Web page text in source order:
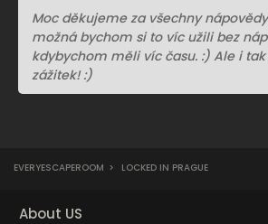
Moc děkujeme za všechny
možná bychom si to víc užili bez
kdybychom měli víc času. :) Ale i
zážitek! :)
EVERYESCAPEROOM > LOCKED IN PRAGUE
About US